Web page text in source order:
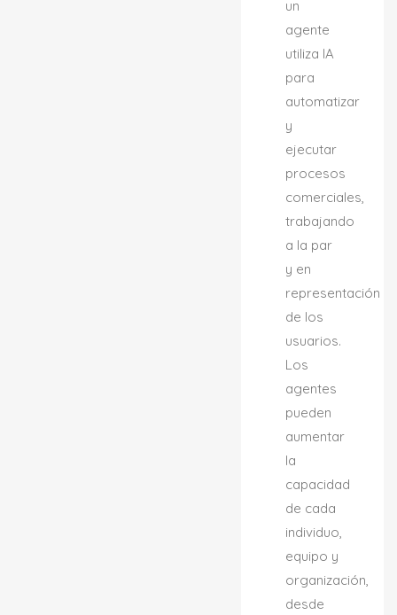
un
agente
utiliza IA
para
automatizar
y
ejecutar
procesos
comerciales,
trabajando
a la par
y en
representación
de los
usuarios.
Los
agentes
pueden
aumentar
la
capacidad
de cada
individuo,
equipo y
organización,
desde